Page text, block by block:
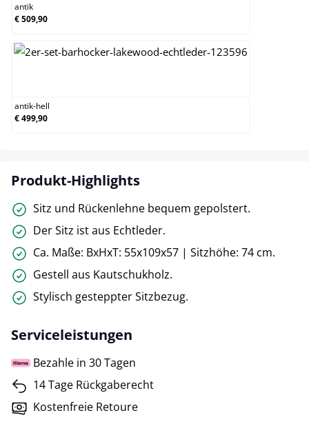
antik
€ 509,90
antik-hell
€ 499,90
Produkt-Highlights
Sitz und Rückenlehne bequem gepolstert.
Der Sitz ist aus Echtleder.
Ca. Maße: BxHxT: 55x109x57 | Sitzhöhe: 74 cm.
Gestell aus Kautschukholz.
Stylisch gesteppter Sitzbezug.
Serviceleistungen
Bezahle in 30 Tagen
14 Tage Rückgaberecht
Kostenfreie Retoure